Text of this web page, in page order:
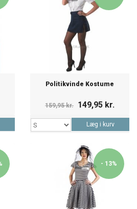
Politikvinde Kostume
159,95 kr. 149,95 kr.
Læg i kurv
- 13%